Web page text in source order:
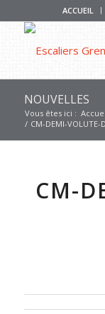
ACCUEIL
NOUVELLES
Vous êtes ici :
/ CM-DEMI-VOLUTE-
CM-